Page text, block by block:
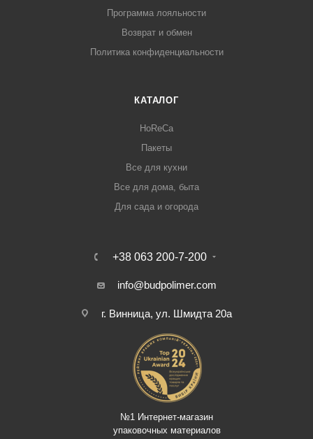
Программа лояльности
Возврат и обмен
Политика конфиденциальности
КАТАЛОГ
HoReCa
Пакеты
Все для кухни
Все для дома, быта
Для сада и огорода
+38 063 200-7-200
info@budpolimer.com
г. Винница, ул. Шмидта 20а
№1 Интернет-магазин
упаковочных материалов